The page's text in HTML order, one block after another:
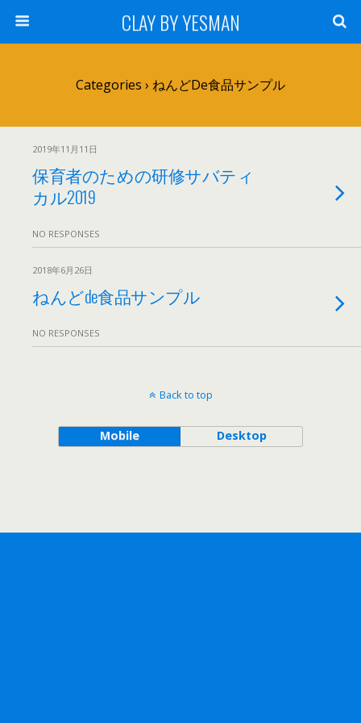
CLAY BY YESMAN
Categories › ねんどde食品サンプル
2019年11月11日
保育者のための研修サバティ
カル2019
NO RESPONSES
2018年6月26日
ねんどde食品サンプル
NO RESPONSES
Back to top
Mobile Desktop